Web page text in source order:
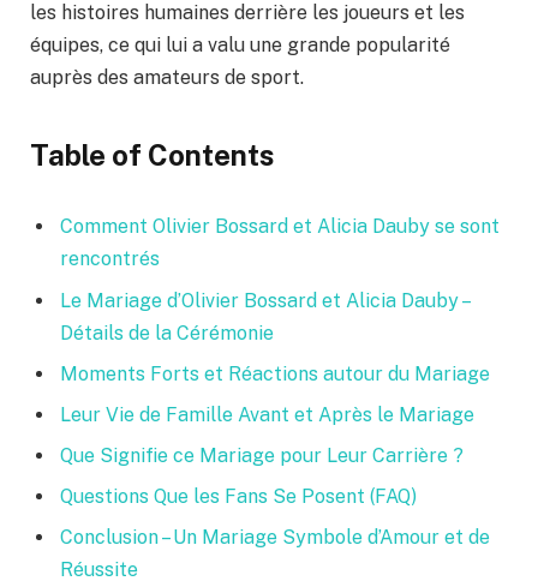
les histoires humaines derrière les joueurs et les
équipes, ce qui lui a valu une grande popularité
auprès des amateurs de sport.
Table of Contents
Comment Olivier Bossard et Alicia Dauby se sont
rencontrés
Le Mariage d’Olivier Bossard et Alicia Dauby –
Détails de la Cérémonie
Moments Forts et Réactions autour du Mariage
Leur Vie de Famille Avant et Après le Mariage
Que Signifie ce Mariage pour Leur Carrière ?
Questions Que les Fans Se Posent (FAQ)
Conclusion – Un Mariage Symbole d’Amour et de
Réussite